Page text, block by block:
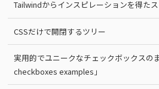
Tailwindからインスピレーションを得た
CSSだけで開閉するツリー
実用的でユニークなチェックボックスの
checkboxes examples」